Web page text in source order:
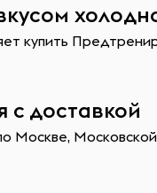
купить
с доставкой